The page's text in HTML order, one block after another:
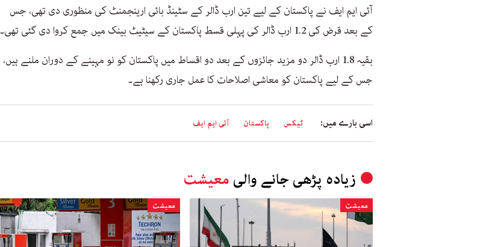
آئی ایم ایف نے پاکستان کے لیے تین ارب ڈالر کے سٹینڈ بائی ارینجمنٹ کی منظوری دی تھی، جس
کے بعد قرض کی 1.2 ارب ڈالر کی پہلی قسط پاکستان کے سیٹیٹ بینک میں جمع کروا دی گئی تھی۔
بقیہ 1.8 ارب ڈالر دو مزید جائزوں کے بعد دو اقساط میں پاکستان کو نو مہینے کے دوران ملنے ہیں،
جس کے لیے پاکستان کو معاشی اصلاحات کا عمل جاری رکھنا ہے۔
اسی بارے میں: ٹیکس پاکستان آئی ایم ایف
زیادہ پڑھی جانے والی معیشت
معیشت معیشت